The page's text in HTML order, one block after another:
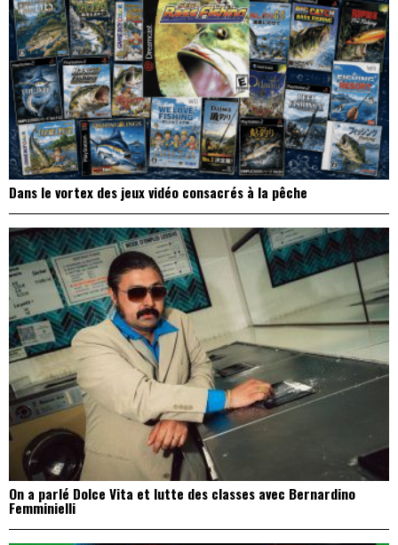
Dans le vortex des jeux vidéo consacrés à la pêche
On a parlé Dolce Vita et lutte des classes avec Bernardino
Femminielli